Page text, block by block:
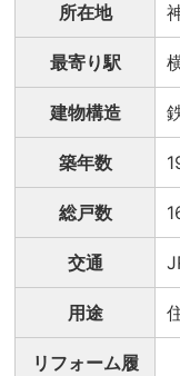
所在地
最寄り駅
建物構造
築年数
総戸数
交通
用途
リフォーム履